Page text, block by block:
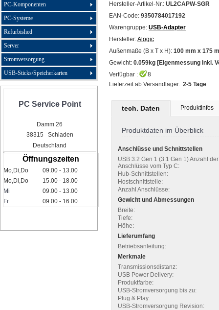
PC-Komponenten
PC-Systeme
Refurbished
Server
Stromversorgung
USB-Sticks/Speicherkarten
PC Service Point
Damm 26
38315 Schladen
Deutschland
Öffnungszeiten
Mo,Di,Do
09.00 - 13.00
Mo,Di,Do
15.00 - 18.00
Mi
09.00 - 13.00
Fr
09.00 - 16.00
Hersteller-Artikel-Nr.: UL2CAPW-SGR
EAN-Code: 9350784017192
Warengruppe: USB-Adapter
Hersteller:Alogic
Außenmaße (B x T x H): 100 mm x 175
Gewicht: 0.059kg [Eigenmessung inkl.
Verfügbar :
8
Lieferzeit ab Versandlager: 2-5 Tage
tech. Daten Produktinfos
Produktdaten im Überblick
Anschlüsse und Schnittstellen
USB 3.2 Gen 1 (3.1 Gen 1) Anzahl der
Anschlüsse vom Typ C:
Hub-Schnittstellen:
Hostschnittstelle:
Anzahl Anschlüsse:
Gewicht und Abmessungen
Breite:
Tiefe:
Höhe:
Lieferumfang
Betriebsanleitung:
Merkmale
Transmissionsdistanz:
USB Power Delivery:
Produktfarbe:
USB-Stromversorgung bis zu:
Plug & Play:
USB-Stromversorgung Revision: